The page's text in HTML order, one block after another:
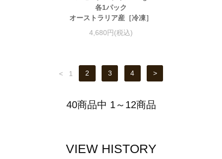
各1パック
オーストラリア産［冷凍］
4,680円(税込)
< 1 2 3 4 >
40商品中 1～12商品
VIEW HISTORY